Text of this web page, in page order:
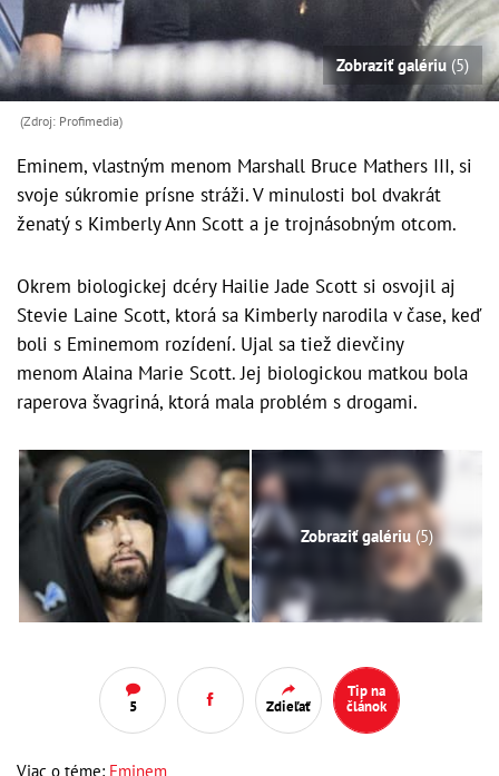
Zobraziť galériu(5)
(Zdroj: Profimedia)
Eminem, vlastným menom Marshall Bruce Mathers III, si
svoje súkromie prísne stráži. V minulosti bol dvakrát
ženatý s Kimberly Ann Scott a je trojnásobným otcom.
Okrem biologickej dcéry Hailie Jade Scott si osvojil aj
Stevie Laine Scott, ktorá sa Kimberly narodila v čase, keď
boli s Eminemom rozídení. Ujal sa tiež dievčiny
menom Alaina Marie Scott. Jej biologickou matkou bola
raperova švagriná, ktorá mala problém s drogami.
Zobraziť galériu (5)
5 Zdieľať
Tip na
článok
Viac o téme: Eminem